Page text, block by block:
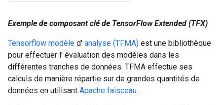
Exemple de composant clé de TensorFlow Extended (TFX)
Tensorflow modèle d' analyse (TFMA) est une bibliothèque
pour effectuer l' évaluation des modèles dans les
différentes tranches de données. TFMA effectue ses
calculs de manière répartie sur de grandes quantités de
données en utilisant Apache faisceau .